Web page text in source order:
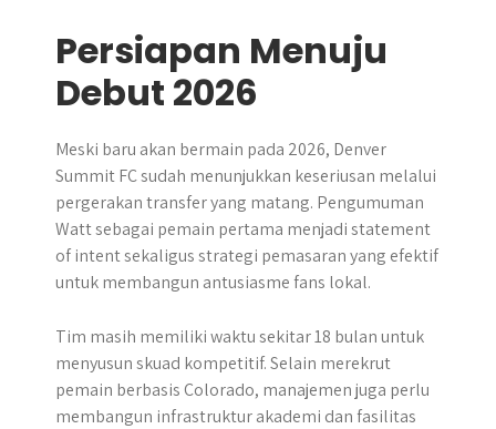
Persiapan Menuju
Debut 2026
Meski baru akan bermain pada 2026, Denver
Summit FC sudah menunjukkan keseriusan melalui
pergerakan transfer yang matang. Pengumuman
Watt sebagai pemain pertama menjadi statement
of intent sekaligus strategi pemasaran yang efektif
untuk membangun antusiasme fans lokal.
Tim masih memiliki waktu sekitar 18 bulan untuk
menyusun skuad kompetitif. Selain merekrut
pemain berbasis Colorado, manajemen juga perlu
membangun infrastruktur akademi dan fasilitas